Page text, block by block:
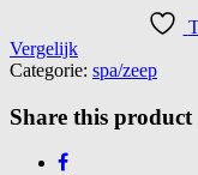
fırçası
aantal
Vergelijk
Categorie: spa/zeep
Share this product